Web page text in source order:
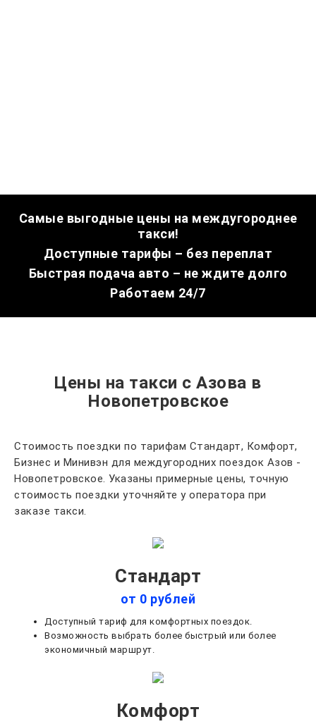
Самые выгодные цены на междугороднее
такси!
Доступные тарифы – без переплат
Быстрая подача авто – не ждите долго
Работаем 24/7
Цены на такси с Азова в
Новопетровское
Стоимость поездки по тарифам Стандарт, Комфорт,
Бизнес и Минивэн для междугородних поездок Азов -
Новопетровское. Указаны примерные цены, точную
стоимость поездки уточняйте у оператора при
заказе такси.
Стандарт
от 0 рублей
Доступный тариф для комфортных поездок.
Возможность выбрать более быстрый или более
экономичный маршрут.
Комфорт